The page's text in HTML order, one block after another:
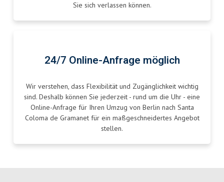
Sie sich verlassen können.
24/7 Online-Anfrage möglich
Wir verstehen, dass Flexibilität und Zugänglichkeit wichtig
sind. Deshalb können Sie jederzeit - rund um die Uhr - eine
Online-Anfrage für Ihren Umzug von Berlin nach Santa
Coloma de Gramanet für ein maßgeschneidertes Angebot
stellen.